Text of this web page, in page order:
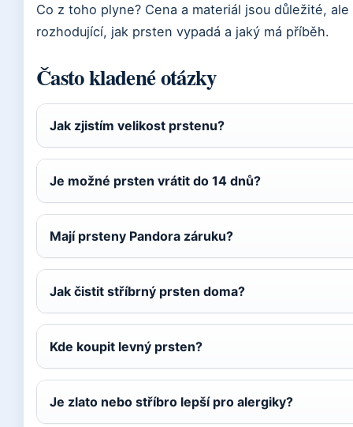
Co z toho plyne? Cena a materiál jsou důležité,
rozhodující, jak prsten vypadá a jaký má příběh.
Často kladené otázky
Jak zjistím velikost prstenu?
Je možné prsten vrátit do 14 dnů?
Mají prsteny Pandora záruku?
Jak čistit stříbrný prsten doma?
Kde koupit levný prsten?
Je zlato nebo stříbro lepší pro alergiky?